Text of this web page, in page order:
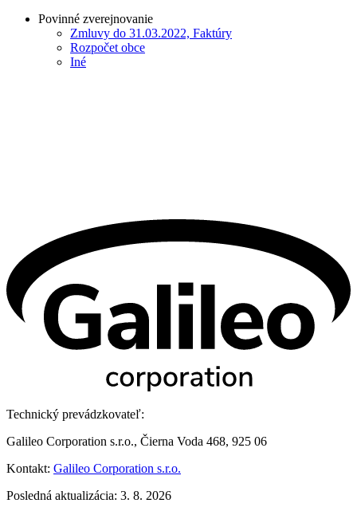
Povinné zverejnovanie
Zmluvy do 31.03.2022, Faktúry
Rozpočet obce
Iné
Technický prevádzkovateľ:
Galileo Corporation s.r.o., Čierna Voda 468, 925 06
Kontakt: Galileo Corporation s.r.o.
Posledná aktualizácia: 3. 8. 2026